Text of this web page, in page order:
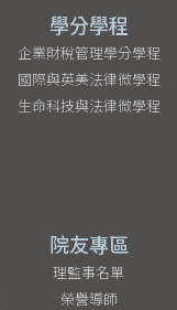
學分學程
企業財稅管理學分學程
國際與英美法律微學程
生命科技與法律微學程
院友專區
理監事名單
榮譽導師